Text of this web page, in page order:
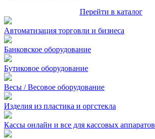
Перейти в каталог
Автоматизация торговли и бизнеса
Банковское оборудование
Бутиковое оборудование
Весы / Весовое оборудование
Изделия из пластика и оргстекла
Кассы онлайн и все для кассовых аппаратов